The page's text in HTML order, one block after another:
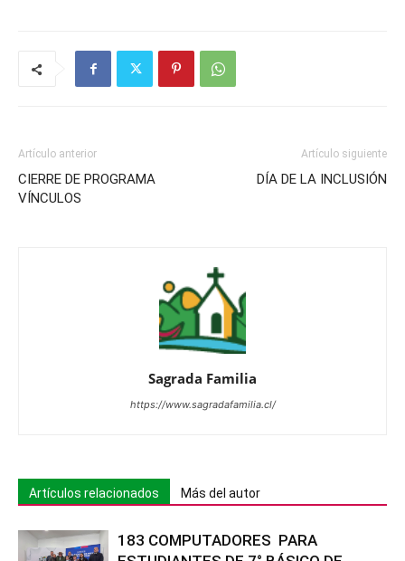
Artículo anterior
CIERRE DE PROGRAMA
VÍNCULOS
Artículo siguiente
DÍA DE LA INCLUSIÓN
Sagrada Familia
https://www.sagradafamilia.cl/
Artículos relacionados Más del autor
183 COMPUTADORES PARA